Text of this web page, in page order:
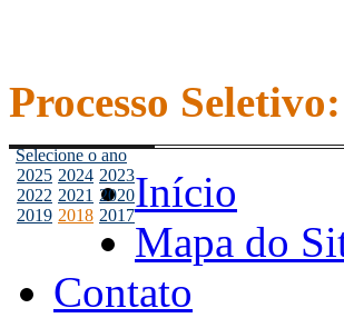
Processo Seletivo:
Selecione o ano
2025 2024 2023
2022 2021 2020
2019 2018 2017Início
Mapa do
Contato